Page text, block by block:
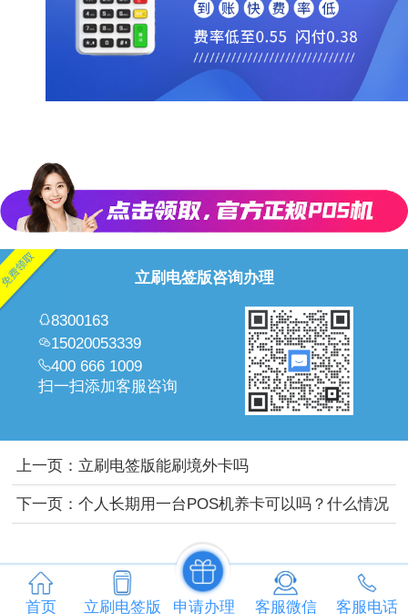
立刷电签版咨询办理
8300163
15020053339
400 666 1009
扫一扫添加客服咨询
上一页： 立刷电签版能刷境外卡吗
下一页： 个人长期用一台POS机养卡可以吗？什么情况
首页 立刷电签版 申请办理 客服微信 客服电话